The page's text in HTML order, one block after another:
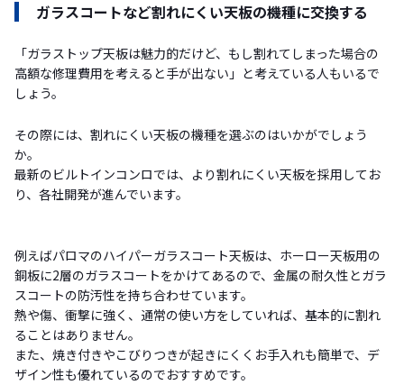
ガラスコートなど割れにくい天板の機種に交換する
「ガラストップ天板は魅力的だけど、もし割れてしまった場合の
高額な修理費用を考えると手が出ない」と考えている人もいるで
しょう。
その際には、割れにくい天板の機種を選ぶのはいかがでしょう
か。
最新のビルトインコンロでは、より割れにくい天板を採用してお
り、各社開発が進んでいます。
例えばパロマのハイパーガラスコート天板は、ホーロー天板用の
銅板に2層のガラスコートをかけてあるので、金属の耐久性とガラ
スコートの防汚性を持ち合わせています。
熱や傷、衝撃に強く、通常の使い方をしていれば、基本的に割れ
ることはありません。
また、焼き付きやこびりつきが起きにくくお手入れも簡単で、デ
ザイン性も優れているのでおすすめです。